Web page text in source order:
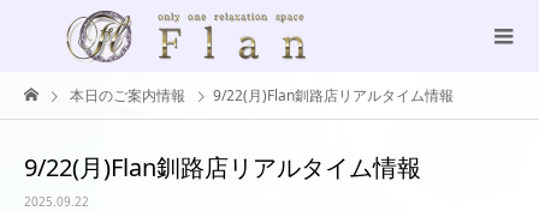
本日のご案内情報 9/22(月)Flan釧路店リアルタイム情報
9/22(月)Flan釧路店リアルタイム情報
2025.09.22